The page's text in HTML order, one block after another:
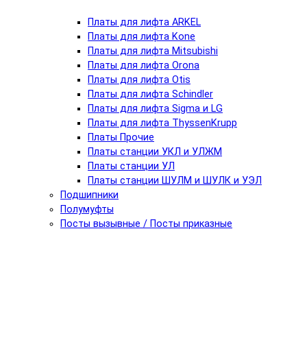
Платы для лифта ARKEL
Платы для лифта Kone
Платы для лифта Mitsubishi
Платы для лифта Orona
Платы для лифта Otis
Платы для лифта Schindler
Платы для лифта Sigma и LG
Платы для лифта ThyssenKrupp
Платы Прочие
Платы станции УКЛ и УЛЖМ
Платы станции УЛ
Платы станции ШУЛМ и ШУЛК и УЭЛ
Подшипники
Полумуфты
Посты вызывные / Посты приказные